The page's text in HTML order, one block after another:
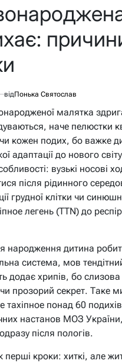
відПонька Святослав
малятка
наче пелюстки
кожен подих, бо важке
адаптації до нового
вузькі носові
після рідинного
грудної клітки чи
легень (TTN) до
народження дитина
система, мов
додає хрипів, бо
прозорий секрет. Таке
понад 60
настанов МОЗ
після пологів.
перші кроки: хиткі, але